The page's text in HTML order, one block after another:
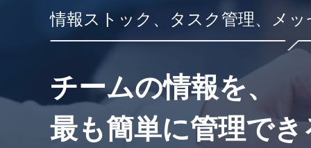
情報ストック、タスク管理、メ
チームの情報を、
最も簡単に管理で